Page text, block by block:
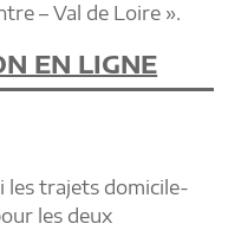
– Val de Loire ».
EN LIGNE
les trajets domicile-
les deux